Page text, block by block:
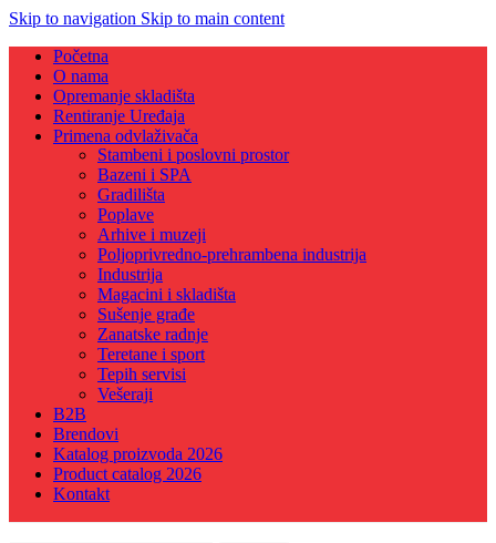
Skip to navigation Skip to main content
Početna
O nama
Opremanje skladišta
Rentiranje Uređaja
Primena odvlaživača
Stambeni i poslovni prostor
Bazeni i SPA
Gradilišta
Poplave
Arhive i muzeji
Poljoprivredno-prehrambena industrija
Industrija
Magacini i skladišta
Sušenje građe
Zanatske radnje
Teretane i sport
Tepih servisi
Vešeraji
B2B
Brendovi
Katalog proizvoda 2026
Product catalog 2026
Kontakt